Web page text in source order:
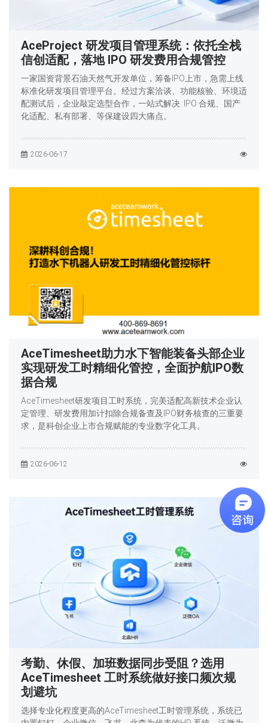
AceProject 研发项目管理系统：依托全栈
信创适配，落地 IPO 研发费用合规管控
一家国资背景石油天然气开发单位，筹备IPO上市，急需上线
标准化研发项目管理平台。经过方案洽谈、功能核验、环境适
配测试后，企业敲定选型合作，一站式解决: IPO 合规、国产
化适配、私有部署、等保建设四大痛点。
2026-06-17
AceTimesheet助力水下智能装备头部企业
实现研发工时精细化管控，全面护航IPO数
据合规
AceTimesheet研发项目工时系统，完美适配高新技术企业认
定管理、研发费用加计扣除合规备查及IPO财务核查的三重要
求，是科创企业上市合规赋能的专业数字化工具。
2026-06-12
考勤、休假、加班数据同步受阻？选用
AceTimesheet 工时系统做好接口频次规
划避坑
选择专业化程度更高的AceTimesheet工时管理系统，系统已